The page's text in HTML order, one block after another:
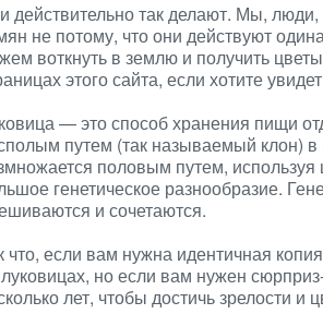
действительно так делают. Мы,
не потому, что они действуют
воткнуть в землю и получить
этого сайта, если хотите
— это способ хранения пищи
путем (так называемый клон)
половым путем,
генетическое разнообразие.
и сочетаются.
что, если вам нужна идентичная
но если вам нужен
лет, чтобы достичь зрелости